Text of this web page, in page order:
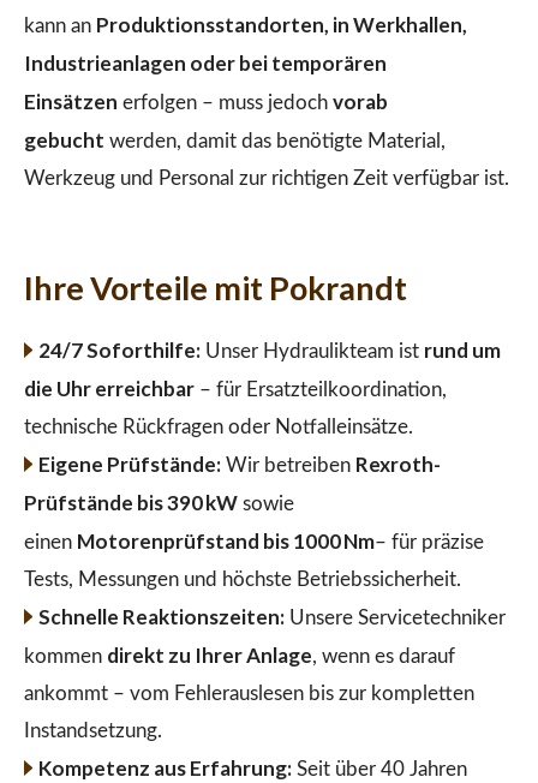
kann an Produktionsstandorten, in Werkhallen,
Industrieanlagen oder bei temporären
Einsätzen erfolgen – muss jedoch vorab
gebucht werden, damit das benötigte Material,
Werkzeug und Personal zur richtigen Zeit verfügbar ist.
Ihre Vorteile mit Pokrandt
24/7 Soforthilfe:Unser Hydraulikteam ist rund um
die Uhr erreichbar – für Ersatzteilkoordination,
technische Rückfragen oder Notfalleinsätze.
Eigene Prüfstände:Wir betreiben Rexroth-
Prüfstände bis 390 kW sowie
einen Motorenprüfstand bis 1000 Nm– für präzise
Tests, Messungen und höchste Betriebssicherheit.
Schnelle Reaktionszeiten:Unsere Servicetechniker
kommen direkt zu Ihrer Anlage, wenn es darauf
ankommt – vom Fehlerauslesen bis zur kompletten
Instandsetzung.
Kompetenz aus Erfahrung:Seit über 40 Jahren